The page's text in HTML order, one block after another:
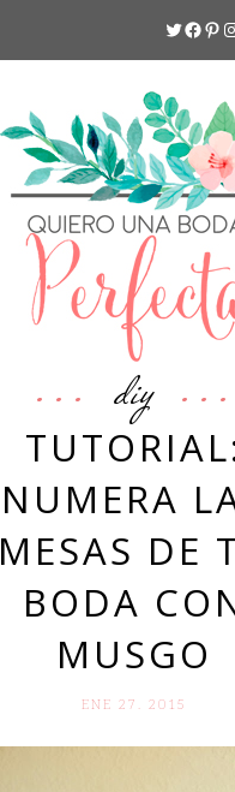
Twitter
diy
NUMERA
MESAS DE
BODA
MUSGO
ENE 27. 2015